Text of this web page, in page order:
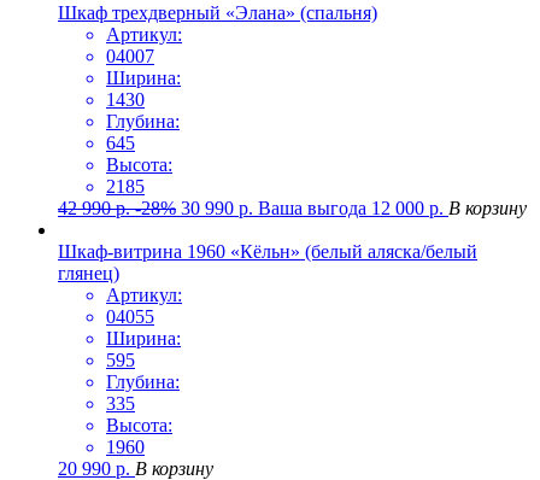
Шкаф трехдверный «Элана» (спальня)
Артикул:
04007
Ширина:
1430
Глубина:
645
Высота:
2185
42 990р. -28% 30 990 р. Ваша выгода 12 000 р. В корзину
Шкаф-витрина 1960 «Кёльн» (белый аляска/белый
глянец)
Артикул:
04055
Ширина:
595
Глубина:
335
Высота:
1960
20 990 р. В корзину